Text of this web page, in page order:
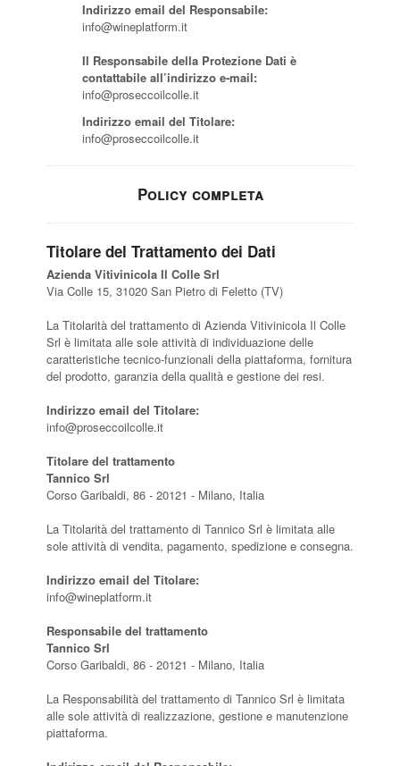
Indirizzo email del Responsabile:
info@wineplatform.it
Il Responsabile della Protezione Dati è
contattabile all’indirizzo e-mail:
info@proseccoilcolle.it
Indirizzo email del Titolare:
info@proseccoilcolle.it
Policy completa
Titolare del Trattamento dei Dati
Azienda Vitivinicola Il Colle Srl
Via Colle 15, 31020 San Pietro di Feletto (TV)
La Titolarità del trattamento di Azienda Vitivinicola Il Colle
Srl è limitata alle sole attività di individuazione delle
caratteristiche tecnico-funzionali della piattaforma, fornitura
del prodotto, garanzia della qualità e gestione dei resi.
Indirizzo email del Titolare:
info@proseccoilcolle.it
Titolare del trattamento
Tannico Srl
Corso Garibaldi, 86 - 20121 - Milano, Italia
La Titolarità del trattamento di Tannico Srl è limitata alle
sole attività di vendita, pagamento, spedizione e consegna.
Indirizzo email del Titolare:
info@wineplatform.it
Responsabile del trattamento
Tannico Srl
Corso Garibaldi, 86 - 20121 - Milano, Italia
La Responsabilità del trattamento di Tannico Srl è limitata
alle sole attività di realizzazione, gestione e manutenzione
piattaforma.